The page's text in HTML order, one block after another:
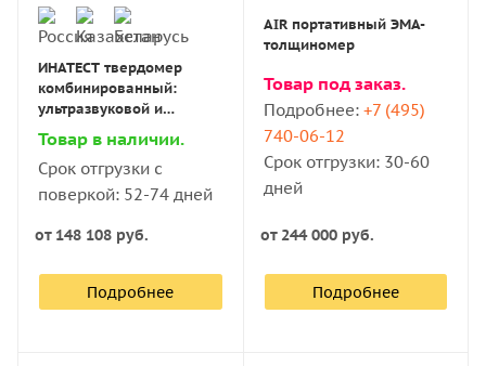
ИНАТЕСТ твердомер
комбинированный:
ультразвуковой и
динамический
Товар в наличии.
Срок отгрузки с
поверкой: 52-74 дней
от 148 108 руб.
Подробнее
AIR портативный ЭМА-
толщиномер
Товар под заказ.
Подробнее: +7 (495)
740-06-12
Срок отгрузки: 30-60
дней
от 244 000 руб.
Подробнее